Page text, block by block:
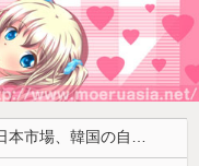
韓国Webtoon企業の最後の牙城だった日本市場、韓国の自慢の種だった某アプリが遂に……